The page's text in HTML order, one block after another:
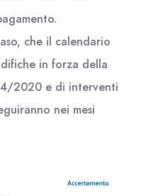
che il calendario
in forza della
2020 e di interventi
nei mesi